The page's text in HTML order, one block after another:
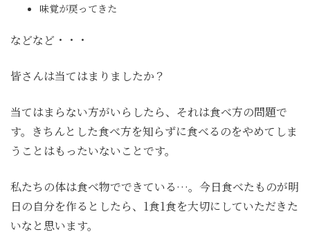
味覚が戻ってきた
などなど・・・
皆さんは当てはまりましたか？
当てはまらない方がいらしたら、それは食べ方の問題で
す。きちんとした食べ方を知らずに食べるのをやめてしま
うことはもったいないことです。
私たちの体は食べ物でできている…。今日食べたものが明
日の自分を作るとしたら、1食1食を大切にしていただきた
いなと思います。